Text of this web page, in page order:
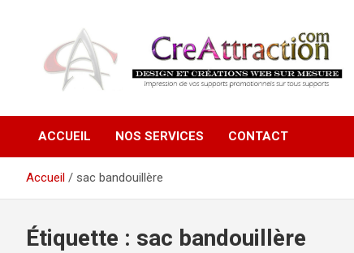
CreAttraction
ACCUEIL NOS SERVICES CONTACT
Accueil sac bandouillère
Étiquette : sac bandouillère